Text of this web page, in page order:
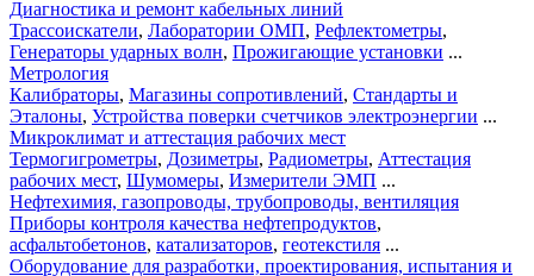
Диагностика и ремонт кабельных линий
Трассоискатели, Лаборатории ОМП, Рефлектометры,
Генераторы ударных волн, Прожигающие установки ...
Метрология
Калибраторы, Магазины сопротивлений, Стандарты и
Эталоны, Устройства поверки счетчиков электроэнергии ...
Микроклимат и аттестация рабочих мест
Термогигрометры, Дозиметры, Радиометры, Аттестация
рабочих мест, Шумомеры, Измерители ЭМП ...
Нефтехимия, газопроводы, трубопроводы, вентиляция
Приборы контроля качества нефтепродуктов,
асфальтобетонов, катализаторов, геотекстиля ...
Оборудование для разработки, проектирования, испытания и